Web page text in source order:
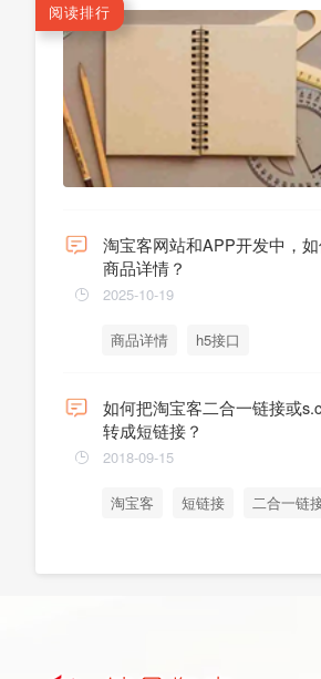
阅读排行
淘宝客网站和APP开发中，
商品详情？
2025-10-19
商品详情 h5接口
如何把淘宝客二合一链接或
转成短链接？
2018-09-15
淘宝客 短链接 二合一链